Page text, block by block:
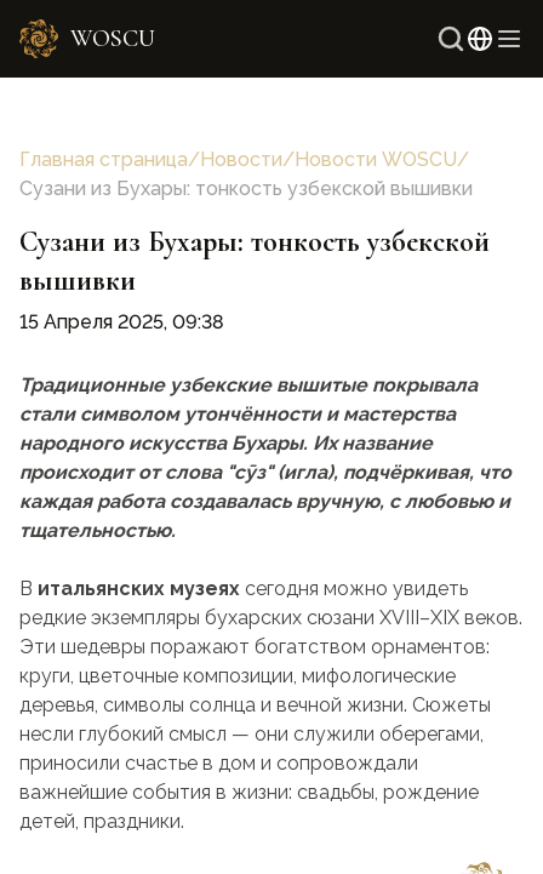
WOSCU
Главная страница/Новости/Новости WOSCU/
Сузани из Бухары: тонкость узбекской вышивки
Сузани из Бухары: тонкость узбекской
вышивки
15 Апреля 2025, 09:38
Традиционные узбекские вышитые покрывала
стали символом утончённости и мастерства
народного искусства Бухары. Их название
происходит от слова "сӯз" (игла), подчёркивая, что
каждая работа создавалась вручную, с любовью и
тщательностью.
В итальянских музеях сегодня можно увидеть
редкие экземпляры бухарских сюзани XVIII–XIX веков.
Эти шедевры поражают богатством орнаментов:
круги, цветочные композиции, мифологические
деревья, символы солнца и вечной жизни. Сюжеты
несли глубокий смысл — они служили оберегами,
приносили счастье в дом и сопровождали
важнейшие события в жизни: свадьбы, рождение
детей, праздники.